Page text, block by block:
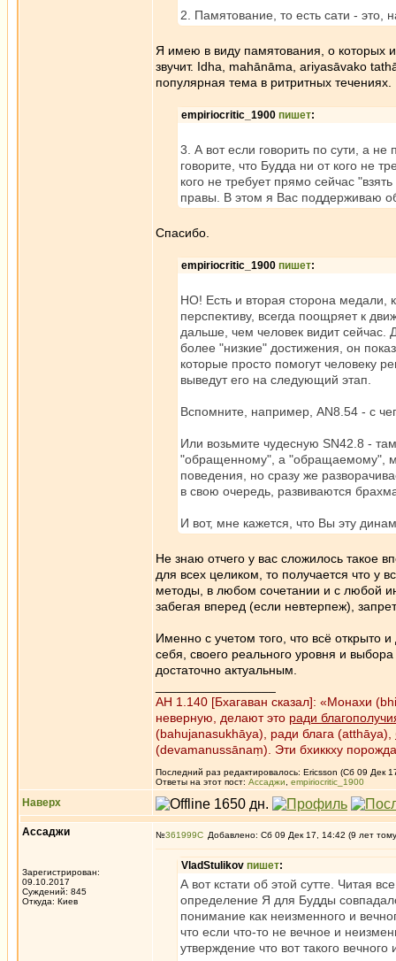
2. Памятование, то есть сати - это,
Я имею в виду памятования, о которых
звучит. Idha, mahānāma, ariyasāvako
популярная тема в ритритных течениях.
empiriocritic_1900 пишет:
3. А вот если говорить по сути, а
говорите, что Будда ни от кого не
кого не требует прямо сейчас
правы. В этом я Вас поддерживаю
Спасибо.
empiriocritic_1900 пишет:
НО! Есть и вторая сторона медали,
перспективу, всегда поощряет к
дальше, чем человек видит сейчас.
более "низкие" достижения, он
которые просто помогут человеку
выведут его на следующий этап.
Вспомните, например, AN8.54 - с
Или возьмите чудесную SN42.8 -
"обращенному", а "обращаемому",
поведения, но сразу же
в свою очередь, развиваются
И вот, мне кажется, что Вы эту
Не знаю отчего у вас сложилось такое
для всех целиком, то получается что у
методы, в любом сочетании и с любой
забегая вперед (если невтерпеж),
Именно с учетом того, что всё открыто
себя, своего реального уровня и
достаточно актуальным.
АН 1.140 [Бхагаван сказал]: «Монахи
неверную, делают это ради
(bahujanasukhāya), ради блага (atthāya),
(devamanussānaṃ). Эти бхиккху
Последний раз редактировалось: Ericsson (Сб 09 Дек
Ответы на этот пост: Ассаджи empiriocritic_1900
Наверх
Ассаджи
Зарегистрирован:
09.10.2017
Суждений: 845
Откуда: Киев
№361999 Добавлено: Сб 09 Дек 17, 14:42 (9 лет
VladStulikov пишет:
А вот кстати об этой сутте. Читая
определение Я для Будды
понимание как неизменного и
что если что-то не вечное и
утверждение что вот такого